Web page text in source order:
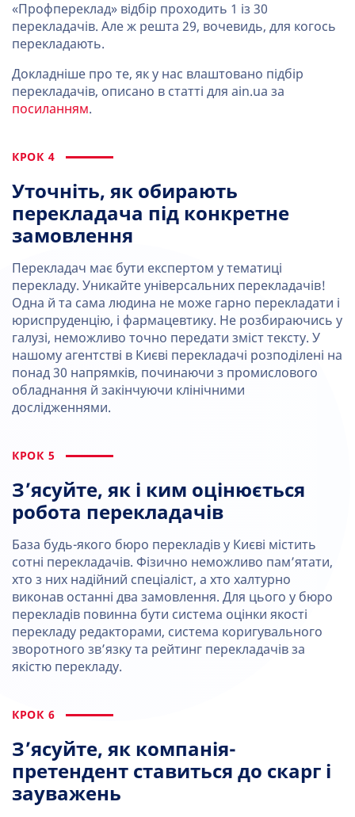
«Профпереклад» відбір проходить 1 із 30
перекладачів. Але ж решта 29, вочевидь, для когось
перекладають.
Докладніше про те, як у нас влаштовано підбір
перекладачів, описано в статті для ain.ua за
посиланням.
КРОК 4
Уточніть, як обирають
перекладача під конкретне
замовлення
Перекладач має бути експертом у тематиці
перекладу. Уникайте універсальних перекладачів!
Одна й та сама людина не може гарно перекладати і
юриспруденцію, і фармацевтику. Не розбираючись у
галузі, неможливо точно передати зміст тексту. У
нашому агентстві в Києві перекладачі розподілені на
понад 30 напрямків, починаючи з промислового
обладнання й закінчуючи клінічними
дослідженнями.
КРОК 5
З’ясуйте, як і ким оцінюється
робота перекладачів
База будь-якого бюро перекладів у Києві містить
сотні перекладачів. Фізично неможливо пам’ятати,
хто з них надійний спеціаліст, а хто халтурно
виконав останні два замовлення. Для цього у бюро
перекладів повинна бути система оцінки якості
перекладу редакторами, система коригувального
зворотного зв’язку та рейтинг перекладачів за
якістю перекладу.
КРОК 6
З’ясуйте, як компанія-
претендент ставиться до скарг і
зауважень